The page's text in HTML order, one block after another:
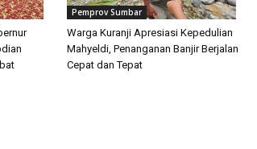
Pemprov Sumbar
Warga Kuranji Apresiasi Kepedulian
Mahyeldi, Penanganan Banjir Berjalan
Cepat dan Tepat